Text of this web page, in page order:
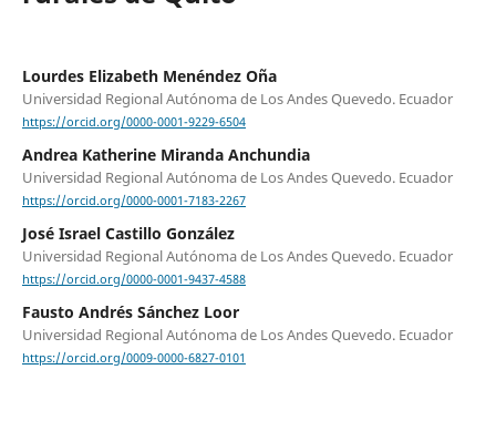
Lourdes Elizabeth Menéndez Oña
Universidad Regional Autónoma de Los Andes Quevedo. Ecuador
https://orcid.org/0000-0001-9229-6504
Andrea Katherine Miranda Anchundia
Universidad Regional Autónoma de Los Andes Quevedo. Ecuador
https://orcid.org/0000-0001-7183-2267
José Israel Castillo González
Universidad Regional Autónoma de Los Andes Quevedo. Ecuador
https://orcid.org/0000-0001-9437-4588
Fausto Andrés Sánchez Loor
Universidad Regional Autónoma de Los Andes Quevedo. Ecuador
https://orcid.org/0009-0000-6827-0101